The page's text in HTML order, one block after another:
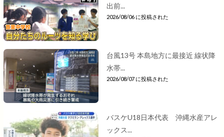
出前...
2026/08/06 に投稿された
台風13号 本島地方に最接近 線状降
水帯...
2026/08/07 に投稿された
バスケU18日本代表 沖縄水産アレ
ックス...